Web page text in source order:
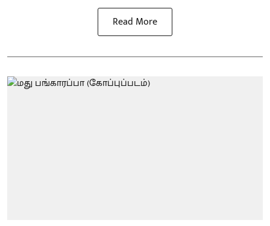
Read More